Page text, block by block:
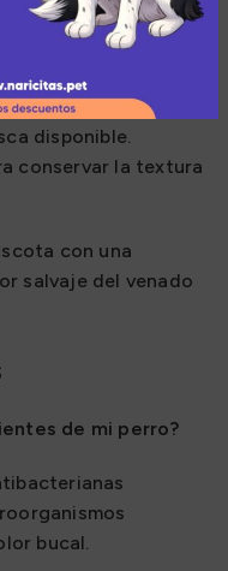
de afecto durante el
complementa la
principal. Se
y asegurar que
disponible.
conservar la textura
con una
salvaje del venado
de mi perro?
bucal.